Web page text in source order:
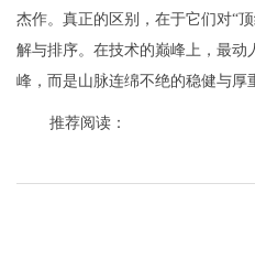
杰作。真正的区别，在于它们对“
解与排序。在技术的巅峰上，最动
峰，而是山脉连绵不绝的稳健与厚
推荐阅读：